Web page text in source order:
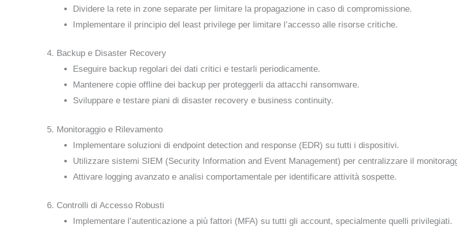
Dividere la rete in zone separate per limitare la propagazione in caso di compromissione.
Implementare il principio del least privilege per limitare l’accesso alle risorse critiche.
4. Backup e Disaster Recovery
Eseguire backup regolari dei dati critici e testarli periodicamente.
Mantenere copie offline dei backup per proteggerli da attacchi ransomware.
Sviluppare e testare piani di disaster recovery e business continuity.
5. Monitoraggio e Rilevamento
Implementare soluzioni di endpoint detection and response (EDR) su tutti i dispositivi.
Utilizzare sistemi SIEM (Security Information and Event Management) per centralizzare il
Attivare logging avanzato e analisi comportamentale per identificare attività sospette.
6. Controlli di Accesso Robusti
Implementare l’autenticazione a più fattori (MFA) su tutti gli account, specialmente quelli privilegiati.